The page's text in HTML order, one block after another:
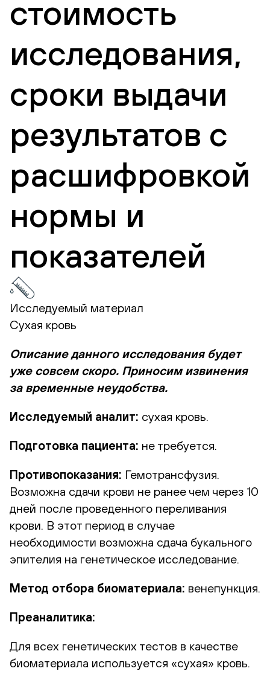
стоимость
исследования,
сроки выдачи
результатов с
расшифровкой
нормы и
показателей
Исследуемый материал
Сухая кровь
Описание данного исследования будет
уже совсем скоро. Приносим извинения
за временные неудобства.
Исследуемый аналит: сухая кровь.
Подготовка пациента: не требуется.
Противопоказания: Гемотрансфузия.
Возможна сдачи крови не ранее чем через 10
дней после проведенного переливания
крови. В этот период в случае
необходимости возможна сдача букального
эпителия на генетическое исследование.
Метод отбора биоматериала: венепункция.
Преаналитика:
Для всех генетических тестов в качестве
биоматериала используется «сухая» кровь.